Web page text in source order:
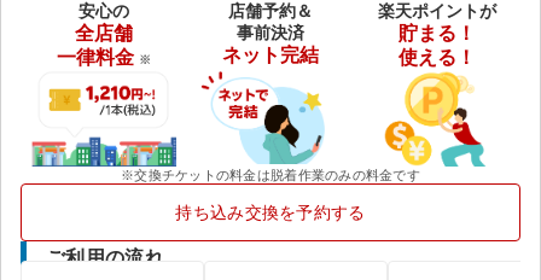
安心の
全店舗
一律料金 ※
店舗予約＆
事前決済
ネット完結
楽天ポイントが
貯まる！
使える！
※交換チケットの料金は脱着作業のみの料金です
持ち込み交換を予約する
ご利用の流れ